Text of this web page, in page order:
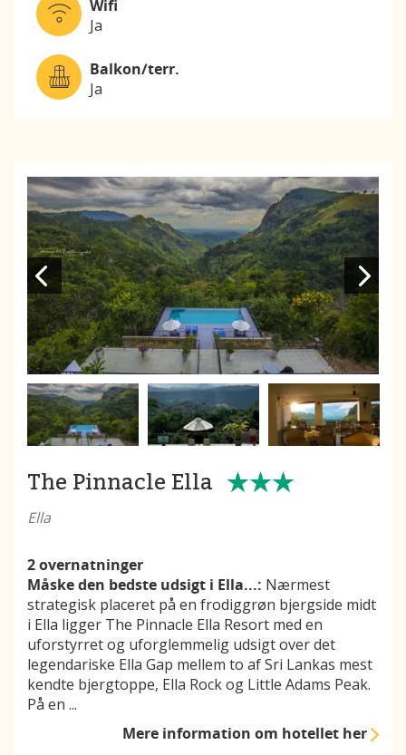
Wifi
Ja
Balkon/terr.
Ja
The Pinnacle Ella
Ella
2 overnatninger
Måske den bedste udsigt i Ella...: Nærmest
strategisk placeret på en frodiggrøn bjergside midt
i Ella ligger The Pinnacle Ella Resort med en
uforstyrret og uforglemmelig udsigt over det
legendariske Ella Gap mellem to af Sri Lankas mest
kendte bjergtoppe, Ella Rock og Little Adams Peak.
På en ...
Mere informationom hotellet her